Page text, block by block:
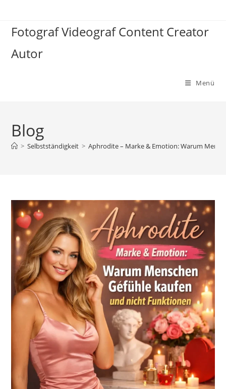
springen
Fotograf Videograf Content Creator
Autor
Menü
Blog
> Selbstständigkeit > Aphrodite – Marke & Emotion: Warum